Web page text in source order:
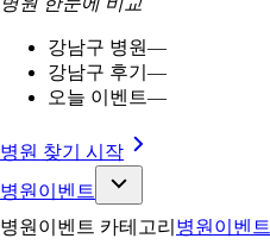
강남구 병원—
강남구 후기 —
오늘 이벤트—
병원 찾기 시작
병원이벤트
병원이벤트 카테고리 병원이벤트